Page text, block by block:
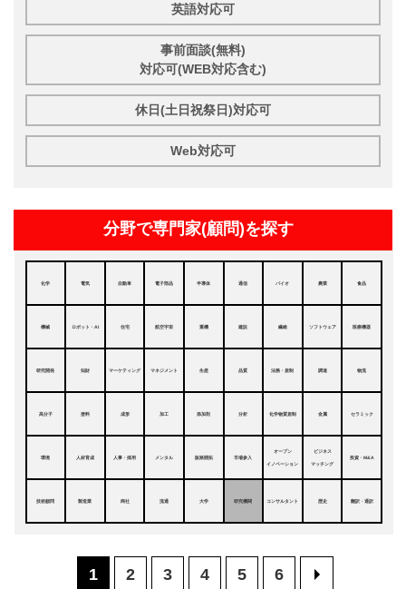
英語対応可
事前面談(無料)
対応可(WEB対応含む)
休日(土日祝祭日)対応可
Web対応可
分野で専門家(顧問)を探す
化学 電気 自動車 電子部品 半導体 通信 バイオ 農業 食品
機械 ロボット・AI 住宅 航空宇宙 重機 建設 繊維 ソフトウェア 医療機器
研究開発 知財 マーケティング マネジメント 生産 品質 法務・規制 調達 物流
高分子 塗料 成形 加工 添加剤 分析 化学物質規制 金属 セラミック
環境 人材育成 人事・採用 メンタル 販路開拓 市場参入
オープン
イノベーション
ビジネス
マッチング
投資・M&A
技術顧問 製造業 商社 流通 大学 研究機関 コンサルタント 歴史 翻訳・通訳
1 2 3 4 5 6 >